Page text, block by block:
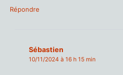
Répondre
Sébastien
10/11/2024 à 16 h 15 min